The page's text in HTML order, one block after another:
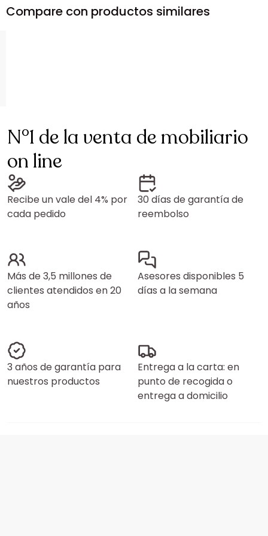
Compare con productos similares
N°1 de la venta de mobiliario
on line
Recibe un vale del 4% por
cada pedido
30 días de garantía de
reembolso
Más de 3,5 millones de
clientes atendidos en 20
años
Asesores disponibles 5
días a la semana
3 años de garantía para
nuestros productos
Entrega a la carta: en
punto de recogida o
entrega a domicilio